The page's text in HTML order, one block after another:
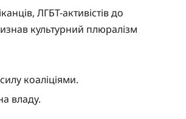
ЛГБТ-активістів до
культурний плюралізм
коаліціями.
владу.